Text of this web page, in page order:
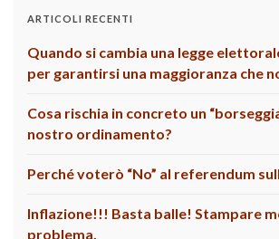
ARTICOLI RECENTI
Quando si cambia una legge
per garantirsi una maggioranza che
Cosa rischia in concreto un
nostro ordinamento?
Perché voterò “No” al referendum
Inflazione!!! Basta balle! Stampare
problema.